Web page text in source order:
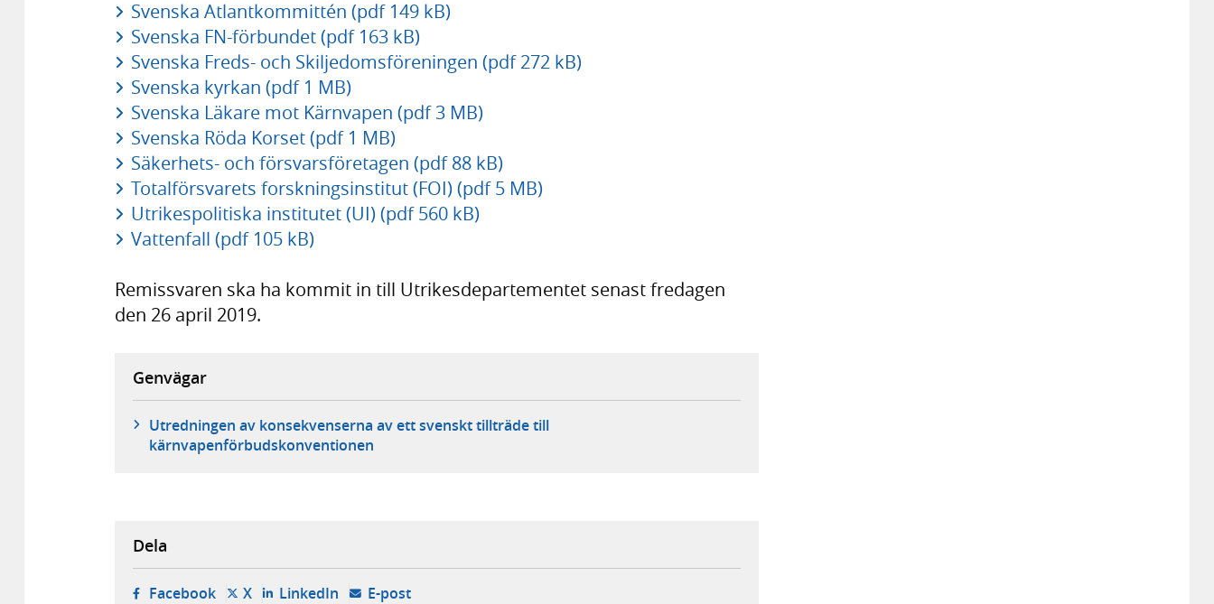
Svenska Atlantkommittén (pdf 149 kB)
Svenska FN-förbundet (pdf 163 kB)
Svenska Freds- och Skiljedomsföreningen (pdf 272 kB)
Svenska kyrkan (pdf 1 MB)
Svenska Läkare mot Kärnvapen (pdf 3 MB)
Svenska Röda Korset (pdf 1 MB)
Säkerhets- och försvarsföretagen (pdf 88 kB)
Totalförsvarets forskningsinstitut (FOI) (pdf 5 MB)
Utrikespolitiska institutet (UI) (pdf 560 kB)
Vattenfall (pdf 105 kB)
Remissvaren ska ha kommit in till Utrikesdepartementet senast fredagen
den 26 april 2019.
Genvägar
Utredningen av konsekvenserna av ett svenskt tillträde till
kärnvapenförbudskonventionen
Dela
Facebook- öppnas i ny flik, extern webbplats,
X- öppnas i ny flik, extern webbplats,
LinkedIn- öppnas i ny flik, extern webbplats,
E-post- öppnar din e-postklient,